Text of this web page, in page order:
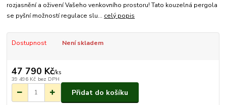
rozjasnění a oživení Vašeho venkovního prostoru! Tato kouzelná pergola
se pyšní možností regulace slu... celý popis
Dostupnost Není skladem
47 790 Kč/ks
39 496 Kč bez DPH
Přidat do košíku